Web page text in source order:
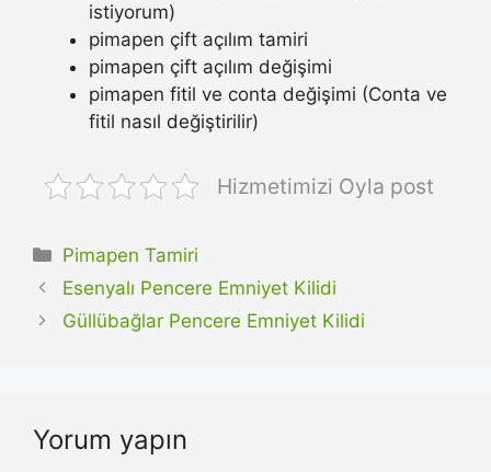
istiyorum)
pimapen çift açılım tamiri
pimapen çift açılım değişimi
pimapen fitil ve conta değişimi (Conta ve
fitil nasıl değiştirilir)
Hizmetimizi Oyla post
Kategoriler
Pimapen Tamiri
Esenyalı Pencere Emniyet Kilidi
Güllübağlar Pencere Emniyet Kilidi
Yorum yapın